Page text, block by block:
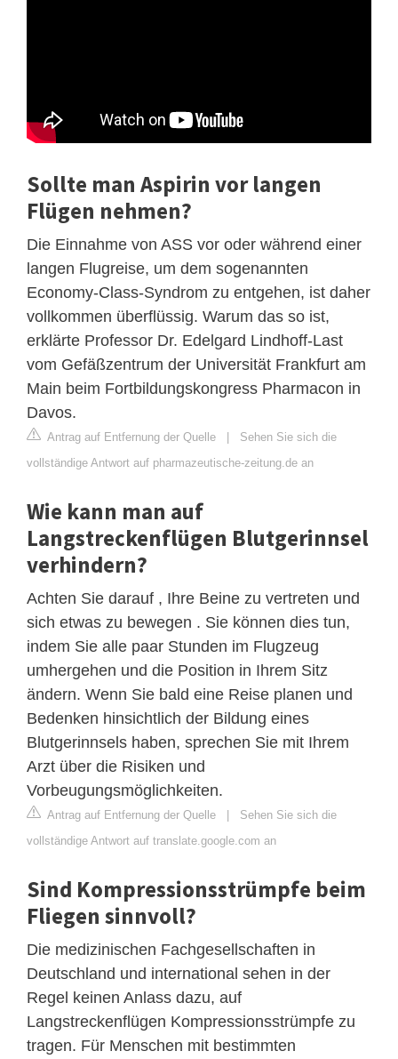
Sollte man Aspirin vor langen
Flügen nehmen?
Die Einnahme von ASS vor oder während einer
langen Flugreise, um dem sogenannten
Economy-Class-Syndrom zu entgehen, ist daher
vollkommen überflüssig. Warum das so ist,
erklärte Professor Dr. Edelgard Lindhoff-Last
vom Gefäßzentrum der Universität Frankfurt am
Main beim Fortbildungskongress Pharmacon in
Davos.
Antrag auf Entfernung der Quelle | Sehen Sie sich die
vollständige Antwort auf pharmazeutische-zeitung.de an
Wie kann man auf
Langstreckenflügen Blutgerinnsel
verhindern?
Achten Sie darauf , Ihre Beine zu vertreten und
sich etwas zu bewegen . Sie können dies tun,
indem Sie alle paar Stunden im Flugzeug
umhergehen und die Position in Ihrem Sitz
ändern. Wenn Sie bald eine Reise planen und
Bedenken hinsichtlich der Bildung eines
Blutgerinnsels haben, sprechen Sie mit Ihrem
Arzt über die Risiken und
Vorbeugungsmöglichkeiten.
Antrag auf Entfernung der Quelle | Sehen Sie sich die
vollständige Antwort auf translate.google.com an
Sind Kompressionsstrümpfe beim
Fliegen sinnvoll?
Die medizinischen Fachgesellschaften in
Deutschland und international sehen in der
Regel keinen Anlass dazu, auf
Langstreckenflügen Kompressionsstrümpfe zu
tragen. Für Menschen mit bestimmten